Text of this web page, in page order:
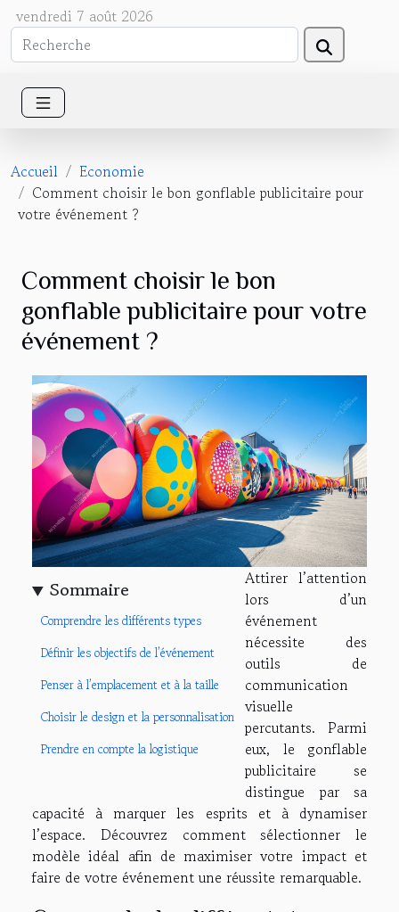
vendredi 7 août 2026
Accueil
Economie
Comment choisir le bon gonflable publicitaire pour
votre événement ?
Comment choisir le bon
gonflable publicitaire pour votre
événement ?
Sommaire
Comprendre les différents types
Définir les objectifs de l’événement
Penser à l’emplacement et à la taille
Choisir le design et la personnalisation
Prendre en compte la logistique
Attirer l’attention
lors d’un
événement
nécessite des
outils de
communication
visuelle
percutants. Parmi
eux, le gonflable
publicitaire se
distingue par sa
capacité à marquer les esprits et à dynamiser
l’espace. Découvrez comment sélectionner le
modèle idéal afin de maximiser votre impact et
faire de votre événement une réussite remarquable.